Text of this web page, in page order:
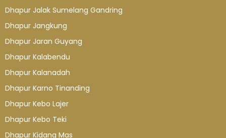
Dhapur Jalak Sumelang Gandring
Dhapur Jangkung
Dhapur Jaran Guyang
Dhapur Kalabendu
Dhapur Kalanadah
Dhapur Karno Tinanding
Dhapur Kebo Lajer
Dhapur Kebo Teki
Dhapur Kidang Mas